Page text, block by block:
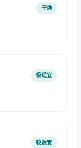
干燥
极适宜
较适宜